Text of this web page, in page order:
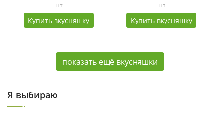
шт
Купить вкусняшку
шт
Купить вкусняшку
показать ещё вкусняшки
Я выбираю